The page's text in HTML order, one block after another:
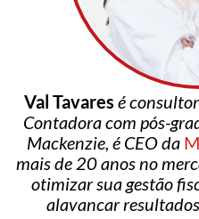
Val Tavares é
Contadora com pós-
Mackenzie, é CEO da
mais de 20 anos no
otimizar sua gestão
alavancar